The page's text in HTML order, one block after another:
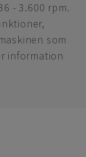
- 3.600 rpm.
som
information